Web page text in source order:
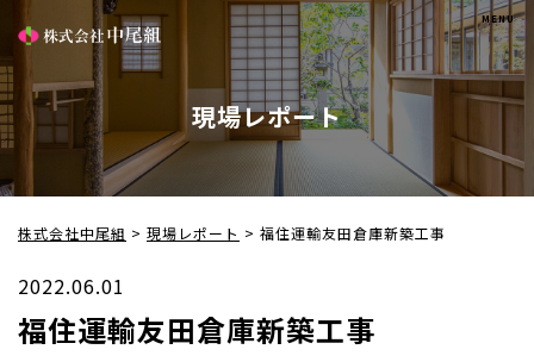
現場レポート
株式会社中尾組 > 現場レポート > 福住運輸友田倉庫新築工事
2022.06.01
福住運輸友田倉庫新築工事